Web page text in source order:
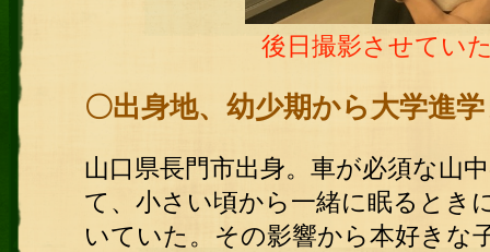
後日撮影させてい
〇出身地、幼少期から大学進
山口県長門市出身。車が必須な山
て、小さい頃から一緒に眠るとき
いていた。その影響から本好きな